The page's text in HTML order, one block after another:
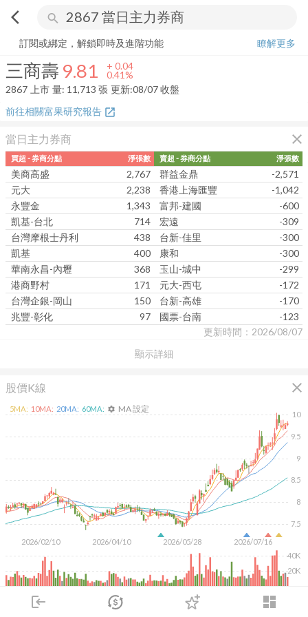
arrow_back_ios search
login dashboard
市場 登入
三商壽 9.81 0.41%
訂閱或綁定，解鎖即時及進階功能
瞭解更多
三商壽 9.81 + 0.04
0.41%
2867 上市 量: 11,713 張 更新:08/07 收盤
前往相關富果研究報告 open_in_new
當日主力券商 close
顯示詳細
買超 - 券商分點 淨張數
美商高盛
2,767
元大
2,238
永豐金
1,343
凱基-台北
714
台灣摩根士丹利
438
凱基
400
華南永昌-內壢
368
港商野村
171
台灣企銀-岡山
150
兆豐-彰化
97
賣超 - 券商分點 淨張數
群益金鼎
-2,571
香港上海匯豐
-1,042
富邦-建國
-600
宏遠
-309
台新-佳里
-300
康和
-300
玉山-城中
-299
元大-西屯
-172
台新-高雄
-170
國票-台南
-123
更新時間：2026/08/07
股價K線 close
2026/02/10 2026/04/10 2026/05/28 2026/07/16
7.5
8
8.5
9
9.5
10
20K
40K
5MA: 10MA: 20MA: 60MA: settings MA 設定
KD RSI 手勢操作